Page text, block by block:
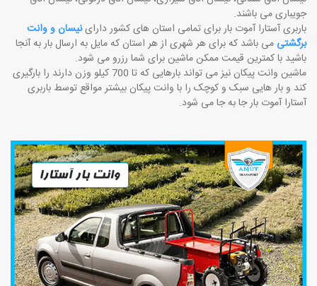
جویباری می باشند.
باربری آستارا آموت بار برای تمامی استان های کشور داراینیسان و وانت
برگشتی می باشد که برای هر شهری از هر استان که مایل به ارسال بار به آنجا
باشید با کمترین قیمت ممکن ماشین برای شما رزرو می شود.
ماشین وانت پیکان نیز می تواند بارهایی که تا 700 کیلو وزن دارند را بارگیری
کند و بار هایی سبک و کوچک را با وانت پیکان بیشتر مواقع توسط باربری
آستارا آموت بار جا به جا می شود.